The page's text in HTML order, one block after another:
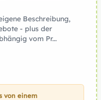
Beschreibung,
- plus der
vom Pr...
von einem